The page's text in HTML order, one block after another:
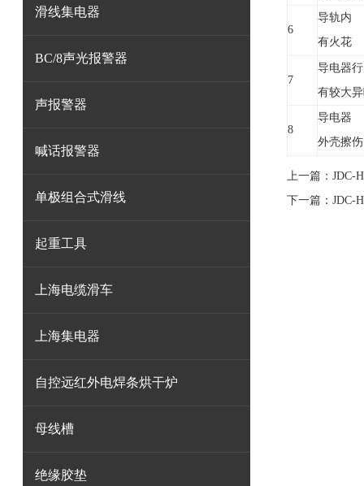
滑线集电器
BC/8声光报警器
声报警器
喊话报警器
单极组合式滑线
起重工具
上海电缆滑车
上海集电器
自控远红外电焊条烘干炉
母线槽
绝缘胶垫
6
导轨内
有火花
7
导电器
有较大
8
导电器
外壳擦伤
上一篇： JDC-
下一篇： JDC-